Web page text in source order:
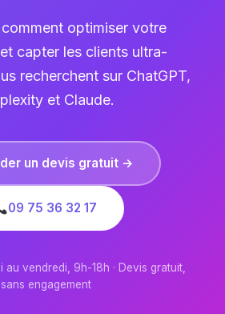
optimiser votre
capter les clients ultra-
recherchent sur ChatGPT,
et Claude.
un devis gratuit →
09 75 36 32 17
au vendredi, 9h-18h · Devis gratuit,
sans engagement